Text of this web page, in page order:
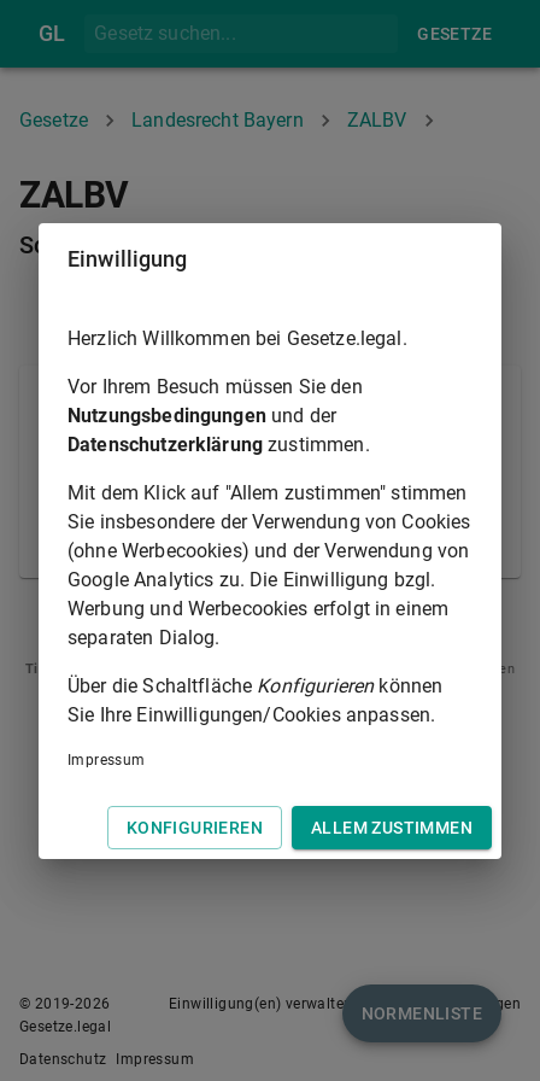
GL GESETZE
Gesetze Landesrecht Bayern ZALBV
ZALBV
Schlussformel
München, den 24. Juli 2018
Bayerisches Staatsministerium
für Unterricht und Kultus
Bernd Sibler, Staatsminister
§ 12
Tipp
: Swipen Sie auf dem Bildschirm links oder rechts zur Navigation zwischen
Normen.
NORMENLISTE
© 2019-2026
Gesetze.legal
Einwilligung(en) verwalten Nutzungsbedingungen
Datenschutz Impressum
Einwilligung
Herzlich Willkommen bei Gesetze.legal.
Vor Ihrem Besuch müssen Sie den
Nutzungsbedingungenund der
Datenschutzerklärung zustimmen.
Mit dem Klick auf "Allem zustimmen" stimmen
Sie insbesondere der Verwendung von Cookies
(ohne Werbecookies) und der Verwendung von
Google Analytics zu. Die Einwilligung bzgl.
Werbung und Werbecookies erfolgt in einem
separaten Dialog.
Über die Schaltfläche Konfigurierenkönnen
Sie Ihre Einwilligungen/Cookies anpassen.
Impressum
KONFIGURIEREN ALLEM ZUSTIMMEN